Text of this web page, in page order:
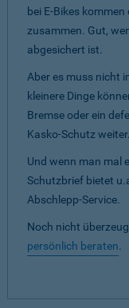
bei E-Bikes
zusammen. Gut,
abgesichert ist.
Aber es muss nicht
kleinere Dinge
Bremse oder ein
Kasko-Schutz weiter.
Und wenn man mal
Schutzbrief bietet
Abschlepp-Service.
Noch nicht
persönlich beraten.